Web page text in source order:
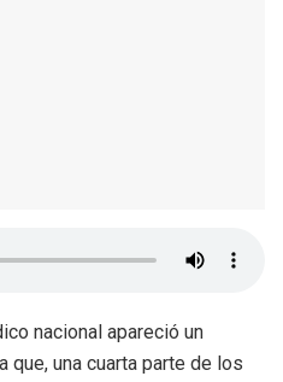
nacional apareció un
que, una cuarta parte de los